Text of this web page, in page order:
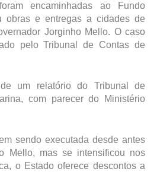
encaminhadas ao Fundo
obras e entregas a cidades de
Jorginho Mello. O caso
pelo Tribunal de Contas de
um relatório do Tribunal de
com parecer do Ministério
sendo executada desde antes
Mello, mas se intensificou nos
o Estado oferece descontos a